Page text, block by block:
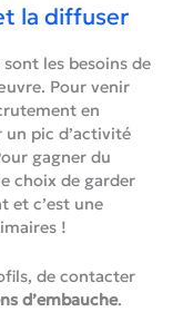
la diffuser
les besoins de
Pour venir
en
pic d’activité
gagner du
choix de garder
et c’est une
!
de contacter
d’embauche.